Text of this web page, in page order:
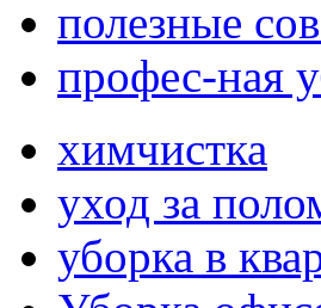
полезные
профес-ная
химчистка
уход за
уборка в